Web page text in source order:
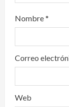
Nombre*
Correo
Web